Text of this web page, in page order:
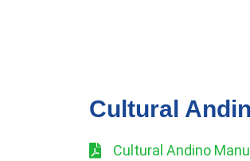
Cultural
Cultural Andino